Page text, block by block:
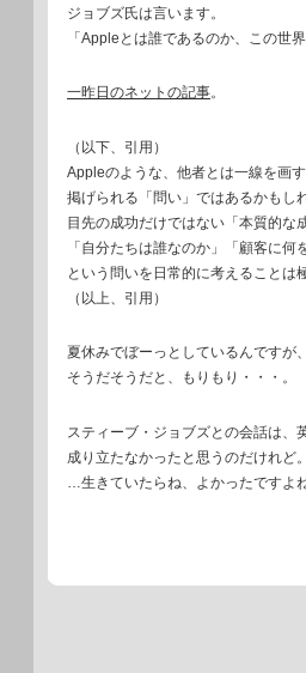
ジョブズ氏は言います。
「Appleとは誰であるのか、この世
一昨日のネットの記事。
（以下、引用）
Appleのような、他者とは一線を画
掲げられる「問い」ではあるかもし
目先の成功だけではない「本質的な
「自分たちは誰なのか」「顧客に何
という問いを日常的に考えることは
（以上、引用）
夏休みでぼーっとしているんですが
そうだそうだと、もりもり・・・。
スティーブ・ジョブズとの会話は、
成り立たなかったと思うのだけれど。
…生きていたらね、よかったですよね